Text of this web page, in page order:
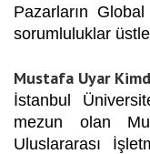
Pazarların
sorumluluklar
Mustafa Uyar
İstanbul
mezun olan
Uluslararası